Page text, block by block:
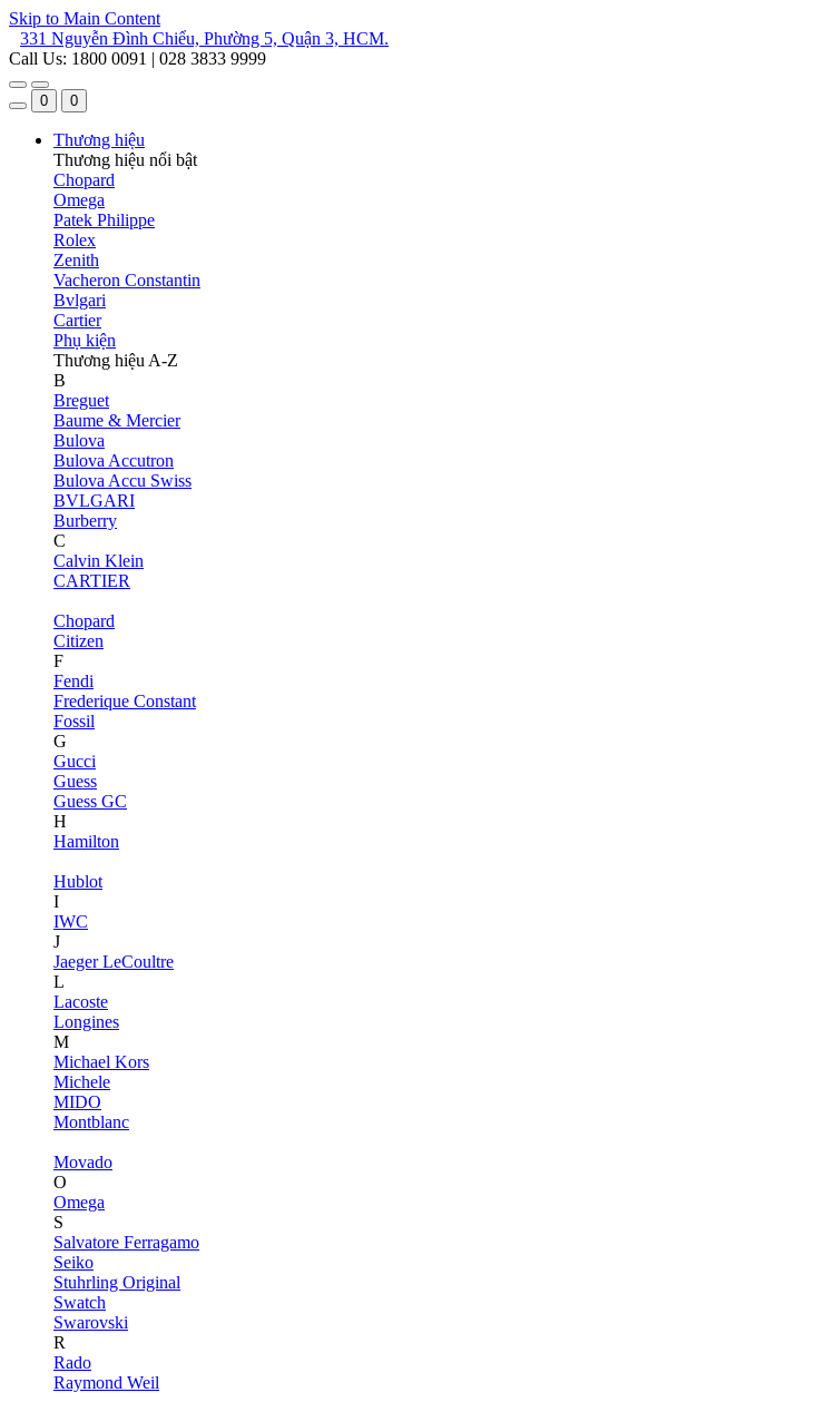
Skip to Main Content
331 Nguyễn Đình Chiểu, Phường 5, Quận 3, HCM.
Call Us: 1800 0091 | 028 3833 9999
0 0
Thương hiệu
Thương hiệu nổi bật
Chopard
Omega
Patek Philippe
Rolex
Zenith
Vacheron Constantin
Bvlgari
Cartier
Phụ kiện
Thương hiệu A-Z
B
Breguet
Baume & Mercier
Bulova
Bulova Accutron
Bulova Accu Swiss
BVLGARI
Burberry
C
Calvin Klein
CARTIER
Chopard
Citizen
F
Fendi
Frederique Constant
Fossil
G
Gucci
Guess
Guess GC
H
Hamilton
Hublot
I
IWC
J
Jaeger LeCoultre
L
Lacoste
Longines
M
Michael Kors
Michele
MIDO
Montblanc
Movado
O
Omega
S
Salvatore Ferragamo
Seiko
Stuhrling Original
Swatch
Swarovski
R
Rado
Raymond Weil